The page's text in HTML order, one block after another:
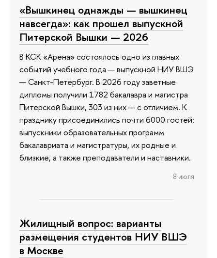
«Вышкинец однажды — вышкинец
навсегда»: как прошел выпускной
Питерской Вышки — 2026
В КСК «Арена» состоялось одно из главных
событий учебного года — выпускной НИУ ВШЭ
— Санкт-Петербург. В 2026 году заветные
дипломы получили 1782 бакалавра и магистра
Питерской Вышки, 303 из них — с отличием. К
празднику присоединились почти 6000 гостей:
выпускники образовательных программ
бакалавриата и магистратуры, их родные и
близкие, а также преподаватели и наставники.
8 июля
Жилищный вопрос: варианты
размещения студентов НИУ ВШЭ
в Москве